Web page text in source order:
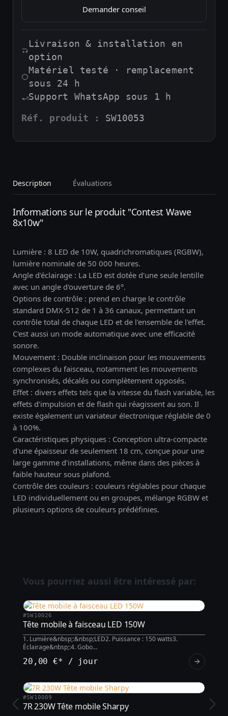
Demander conseil
Livraison & installation en
option
Matériel testé · remplacement
sous 24 h
Support WhatsApp sous 1 h
Réf. produit : SW10053
Description Évaluations
Informations sur le produit "Contest Wawe
8x10w"
Lumière : 8 LED de 10W, quadrichromatiques (RGBW),
lumière nominale de 50 000 heures.
Angle d'éclairage : La LED est dotée d'une seule lentille
avec un angle d'ouverture de 6°.
Options de contrôle : prend en charge le contrôle
standard DMX-512 de 1 à 36 canaux, permettant un
contrôle total de chaque LED et de l'ensemble de l'effet.
C'est aussi un mode automatique avec une efficacité
sonore.
Mouvement : Double inclinaison pour les mouvements
complexes du faisceau, notamment les mouvements
synchronisés, décalés ou complètement opposés.
Effet : divers effets tels que la vitesse du flash variable, les
effets d'impulsion et de flash qui réagissent au son. Il
existe également un variateur électronique réglable de 0
à 100%.
Caractéristiques physiques : Conception ultra-compacte
d'une épaisseur de seulement 18 cm, conçue pour une
large gamme d'installations, même dans des pièces à
faible hauteur sous plafond.
Contrôle des couleurs : couleurs réglables pour chaque
LED individuellement ou en groupes, mélange RGBW et
plusieurs options de couleurs prédéfinies.
Vous pourriez aussi être intéressé par:
#SW10026
Tête mobile à faisceau LED 150W
1. Lumière&nbsp;:&nbsp;LED2. Puissance : 150 watts3.
Éclairage&nbsp;:4. Gobo…
20,00 €* / jour
#SW10009
7R 230W Tête mobile Sharpy